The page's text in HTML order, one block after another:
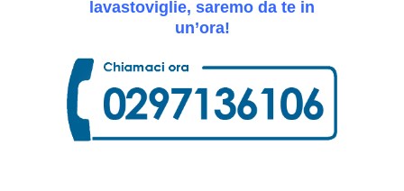
lavastoviglie, saremo da te in
un’ora!